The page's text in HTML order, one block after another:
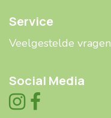
Service
Veelgestelde ​​vragen
Social Media